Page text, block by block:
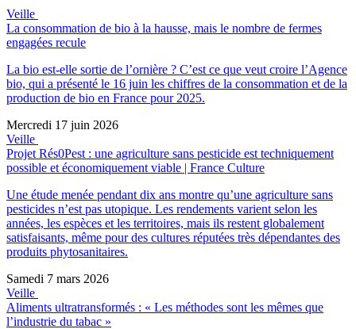
Veille
La consommation de bio à la hausse, mais le nombre de fermes
engagées recule
La bio est-elle sortie de l’ornière ? C’est ce que veut croire l’Agence
bio, qui a présenté le 16 juin les chiffres de la consommation et de la
production de bio en France pour 2025.
Mercredi 17 juin 2026
Veille
Projet Rés0Pest : une agriculture sans pesticide est techniquement
possible et économiquement viable | France Culture
Une étude menée pendant dix ans montre qu’une agriculture sans
pesticides n’est pas utopique. Les rendements varient selon les
années, les espèces et les territoires, mais ils restent globalement
satisfaisants, même pour des cultures réputées très dépendantes des
produits phytosanitaires.
Samedi 7 mars 2026
Veille
Aliments ultratransformés : « Les méthodes sont les mêmes que
l’industrie du tabac »